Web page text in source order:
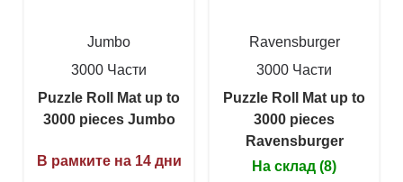
Jumbo
3000 Части
Puzzle Roll Mat up to
3000 pieces Jumbo
В рамките на 14 дни
Ravensburger
3000 Части
Puzzle Roll Mat up to
3000 pieces
Ravensburger
На склад (8)